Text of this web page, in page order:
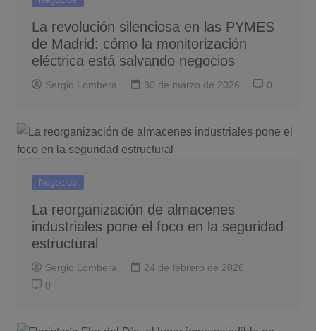
La revolución silenciosa en las PYMES
de Madrid: cómo la monitorización
eléctrica está salvando negocios
Sergio Lombera 30 de marzo de 2026 0
Negocios
La reorganización de almacenes
industriales pone el foco en la seguridad
estructural
Sergio Lombera
24 de febrero de 2026
0